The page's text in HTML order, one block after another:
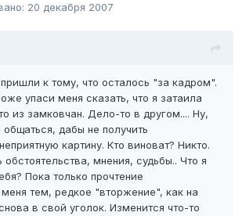
20 декабря 2007
к тому, что осталось "за кадром".
упаси меня сказать, что я затаила
из замковчан. Дело-то в другом.... Ну,
общаться, дабы не получить
картину. Кто виноват? Никто.
мнения, судьбы.. Что я
Пока только прочтение
тем, редкое "вторжение", как на
в свой уголок. Изменится что-то